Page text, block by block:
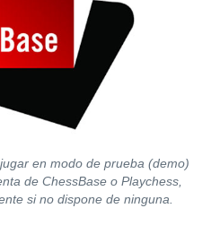
en modo de prueba (demo)
de ChessBase o Playchess,
si no dispone de ninguna.